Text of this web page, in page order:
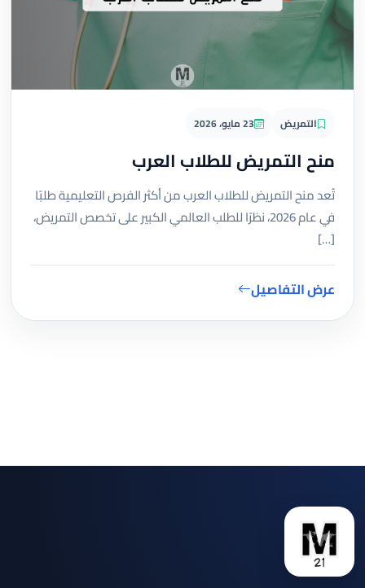
التمريض 23 مايو، 2026
منح التمريض للطلاب العرب
تُعد منح التمريض للطلاب العرب من أكثر الفرص التعليمية طلبًا
في عام 2026، نظرًا للطلب العالمي الكبير على تخصص التمريض،
[…]
عرض التفاصيل